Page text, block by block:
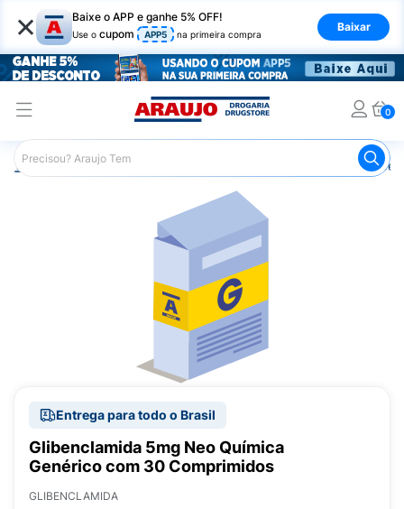
× Baixe o APP e ganhe 5% OFF!
Use o cupom APP5 na primeira compra
Baixar
0
Araujo Medicamentos
Entrega para todo o Brasil
Glibenclamida 5mg Neo Química
Genérico com 30 Comprimidos
GLIBENCLAMIDA